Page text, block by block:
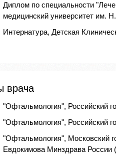
Диплом по специальности
медицинский университет им.
Интернатура, Детская
врача
"Офтальмология", Российский
"Офтальмология", Российский
"Офтальмология", Московский
Евдокимова Минздрава России